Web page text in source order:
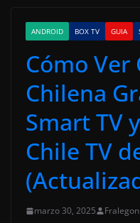
ANDROID BOX TV GUIA
Cómo Ver
Chilena
Smart TV
Chile TV
marzo 30, 2025 Fralegon